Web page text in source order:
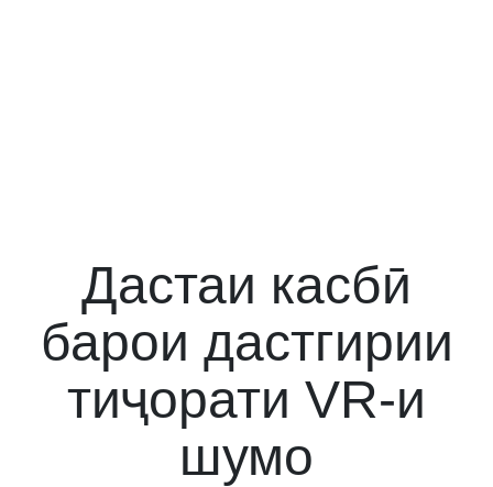
Дастаи касбӣ
барои дастгирии
тиҷорати VR-и
шумо